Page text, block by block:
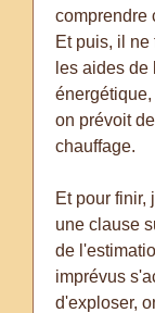
comprendre
Et puis, il
les aides
on prévoit
chauffage.
Et pour finir,
une clause
de
imprévus
d'exploser,